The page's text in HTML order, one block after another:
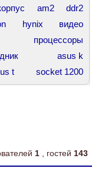
am2
ddr2
hynix
видео
процессоры
asus k
t
socket 1200
intel core
1 , гостей 143